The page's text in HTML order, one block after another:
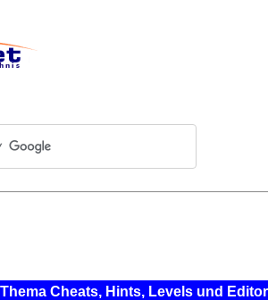
Cheats, Hints, Levels und